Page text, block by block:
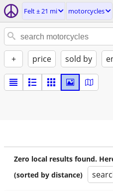
Felt ± 21 mi motorcycles
+ price sold by
Zero local results found.
(sorted by distance)